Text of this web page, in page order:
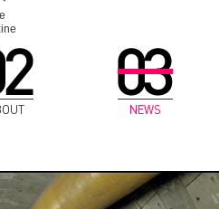
NEWS